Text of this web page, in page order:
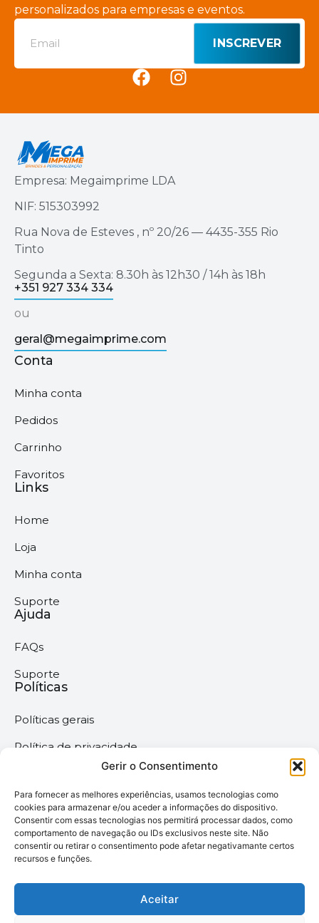
Gerir o Consentimento
Para fornecer as melhores experiências, usamos tecnologias como
cookies para armazenar e/ou aceder a informações do dispositivo.
Consentir com essas tecnologias nos permitirá processar dados, como
comportamento de navegação ou IDs exclusivos neste site. Não
consentir ou retirar o consentimento pode afetar negativamante certos
recursos e funções.
Aceitar
personalizados para empresas e eventos.
INSCREVER
Empresa: Megaimprime LDA
NIF: 515303992
Rua Nova de Esteves , nº 20/26 — 4435-355 Rio
Tinto
Segunda a Sexta: 8.30h às 12h30 / 14h às 18h
+351 927 334 334
ou
geral@megaimprime.com
Conta
Minha conta
Pedidos
Carrinho
Favoritos
Links
Home
Loja
Minha conta
Suporte
Ajuda
FAQs
Suporte
Políticas
Políticas gerais
Política de privacidade
Termos & Condições
Política de cookies
Megaimprime © 2025 |
Todos os Direitos